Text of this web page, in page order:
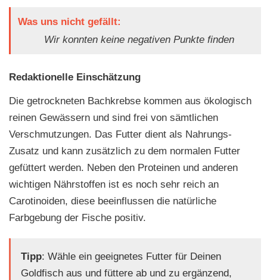
Was uns nicht gefällt:
Wir konnten keine negativen Punkte finden
Redaktionelle Einschätzung
Die getrockneten Bachkrebse kommen aus ökologisch
reinen Gewässern und sind frei von sämtlichen
Verschmutzungen. Das Futter dient als Nahrungs-
Zusatz und kann zusätzlich zu dem normalen Futter
gefüttert werden. Neben den Proteinen und anderen
wichtigen Nährstoffen ist es noch sehr reich an
Carotinoiden, diese beeinflussen die natürliche
Farbgebung der Fische positiv.
Tipp: Wähle ein geeignetes Futter für Deinen
Goldfisch aus und füttere ab und zu ergänzend,